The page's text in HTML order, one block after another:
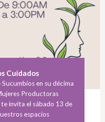
Cuidados
en su décima
Productoras
invita el sábado 13 de
espacios